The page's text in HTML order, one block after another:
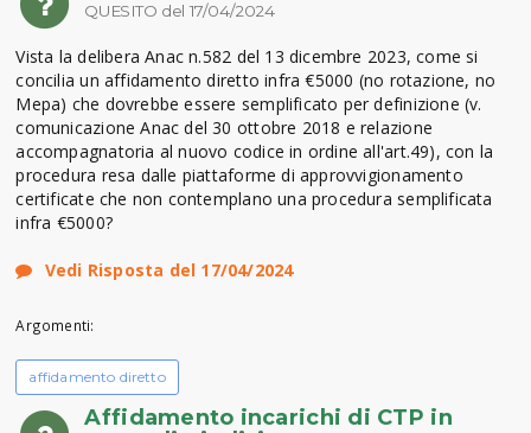
QUESITO del 17/04/2024
Vista la delibera Anac n.582 del 13 dicembre 2023, come si
concilia un affidamento diretto infra €5000 (no rotazione, no
Mepa) che dovrebbe essere semplificato per definizione (v.
comunicazione Anac del 30 ottobre 2018 e relazione
accompagnatoria al nuovo codice in ordine all'art.49), con la
procedura resa dalle piattaforme di approvvigionamento
certificate che non contemplano una procedura semplificata
infra €5000?
Vedi Risposta del 17/04/2024
Argomenti:
affidamento diretto
Affidamento incarichi di CTP in